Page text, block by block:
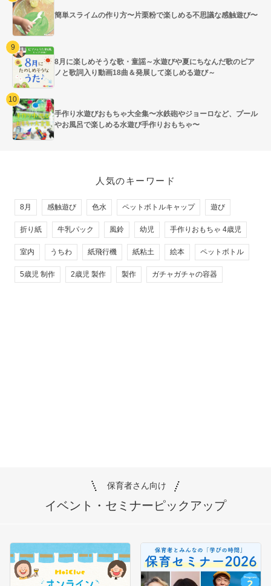
簡単スライムの作り方〜片栗粉で楽しめる不思議な感触遊び〜
8月に楽しめそうな歌・童謡～水遊びや夏にちなんだ歌のピア
ノと歌詞入り動画18曲＆発展して楽しめる遊び～
手作り水遊びおもちゃ大全集〜水鉄砲やジョーロなど、プール
やお風呂で楽しめる水遊び手作りおもちゃ〜
人気のキーワード
8月 感触遊び 色水 ペットボトルキャップ 遊び
折り紙 牛乳パック 風鈴 幼児 手作りおもちゃ 4歳児
室内 うちわ 紙飛行機 紙粘土 絵本 ペットボトル
5歳児 制作 2歳児 製作 製作 ガチャガチャの容器
保育者さん向け
イベント・セミナーピックアップ